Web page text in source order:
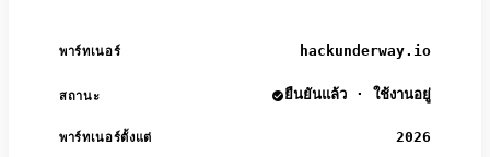
พาร์ทเนอร์ hackunderway.io
สถานะ ยืนยันแล้ว · ใช้งานอยู่
พาร์ทเนอร์ตั้งแต่ 2026